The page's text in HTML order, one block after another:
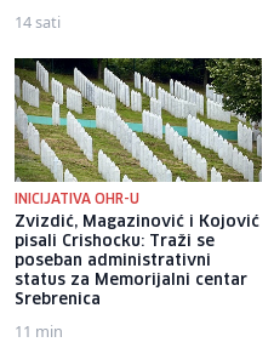
14 sati
INICIJATIVA OHR-U
Zvizdić, Magazinović i Kojović
pisali Crishocku: Traži se
poseban administrativni
status za Memorijalni centar
Srebrenica
11 min